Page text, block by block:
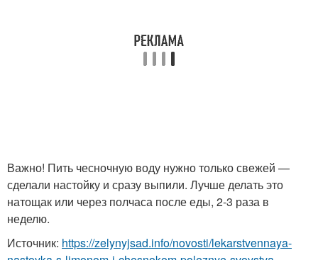
Важно! Пить чесночную воду нужно только свежей —
сделали настойку и сразу выпили. Лучше делать это
натощак или через полчаса после еды, 2-3 раза в
неделю.
Источник: https://zelynyjsad.info/novosti/lekarstvennaya-